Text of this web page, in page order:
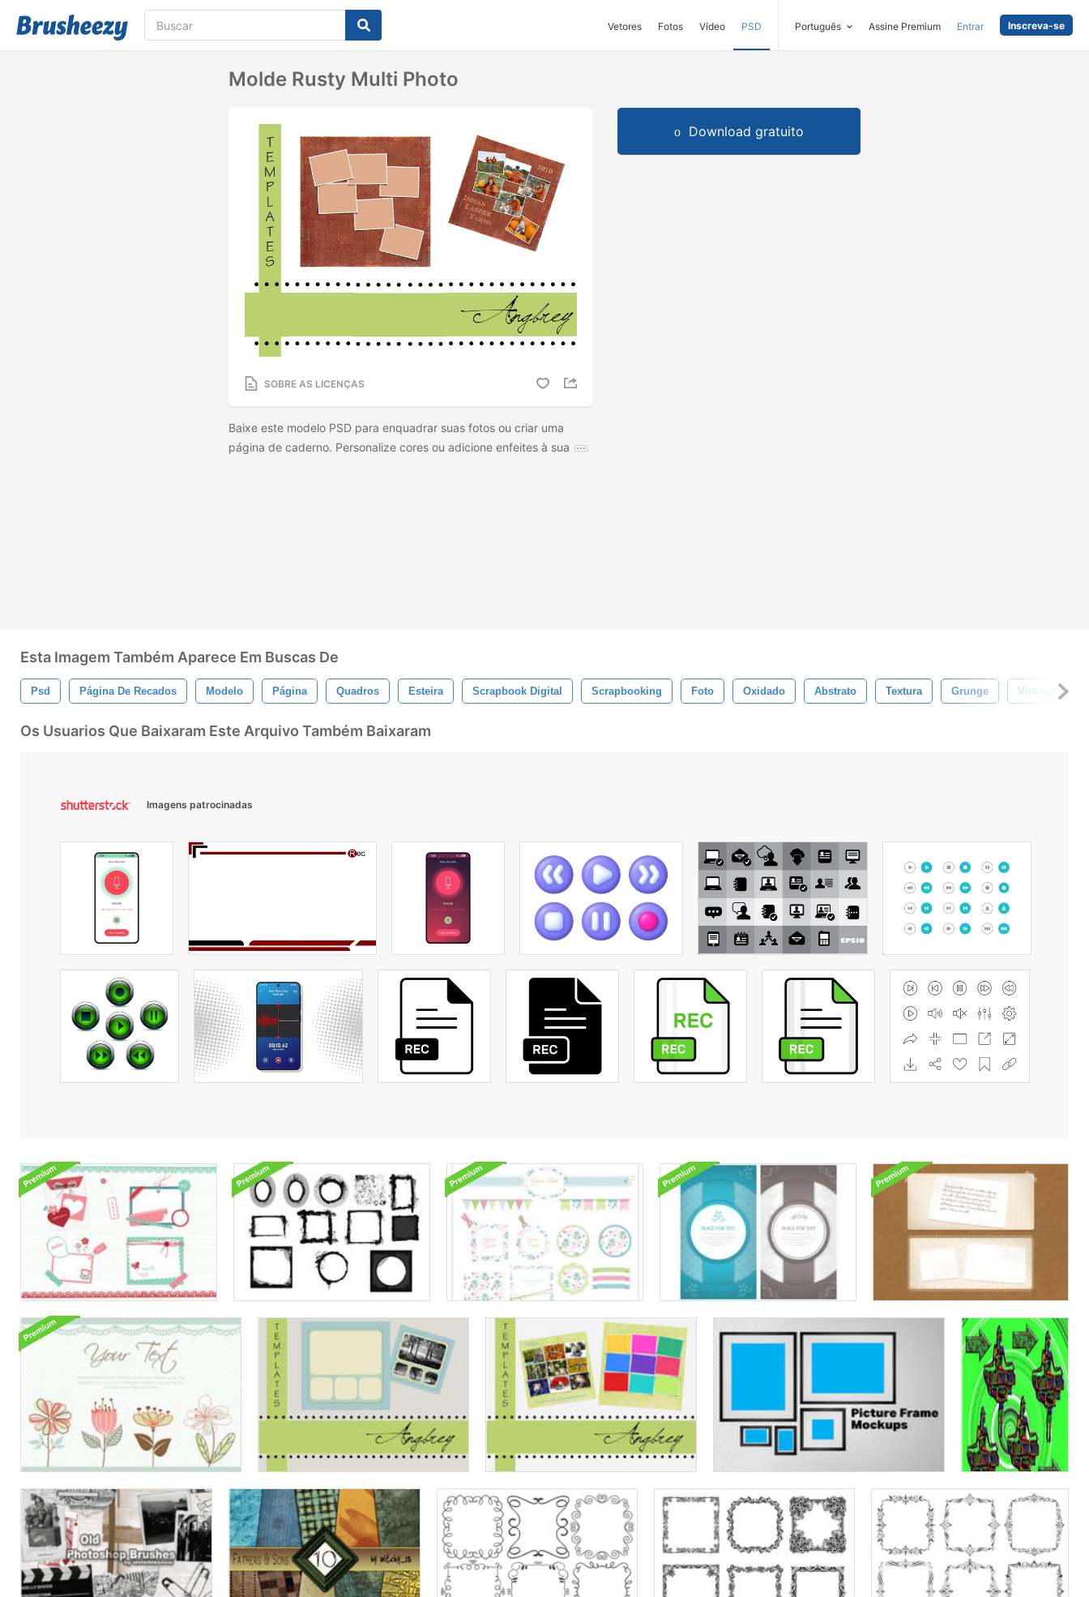
Vetores Fotos Vídeo PSD Português Assine Premium Entrar Inscreva-se
Molde Rusty Multi Photo
SOBRE AS LICENÇAS
Baixe este modelo PSD para enquadrar suas fotos ou criar uma
página de caderno. Personalize cores ou adicione enfeites à sua
Download gratuito
Esta Imagem Também Aparece Em Buscas De
Psd Página De Recados Modelo Página Quadros Esteira Scrapbook Digital Scrapbooking Foto Oxidado Abstrato Textura Grunge Vintage
Os Usuarios Que Baixaram Este Arquivo Também Baixaram
Imagens patrocinadas